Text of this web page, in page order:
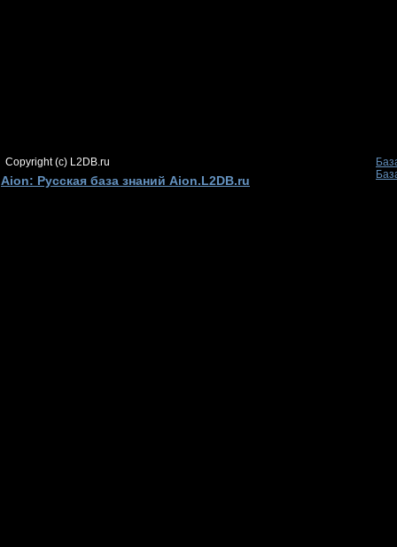
Copyright (c) L2DB.ru
Aion: Русская база знаний Aion.L2DB.ru